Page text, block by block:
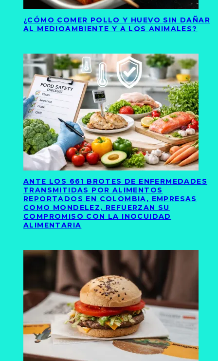
¿CÓMO COMER POLLO Y HUEVO SIN DAÑAR
AL MEDIOAMBIENTE Y A LOS ANIMALES?
ANTE LOS 661 BROTES DE ENFERMEDADES
TRANSMITIDAS POR ALIMENTOS
REPORTADOS EN COLOMBIA, EMPRESAS
COMO MONDELEZ, REFUERZAN SU
COMPROMISO CON LA INOCUIDAD
ALIMENTARIA